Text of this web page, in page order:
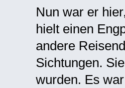
Nun war er
hielt einen
andere
Sichtungen.
wurden. Es